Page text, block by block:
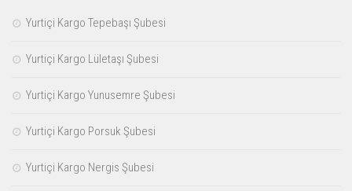
Yurtiçi Kargo Tepebaşı Şubesi
Yurtiçi Kargo Lületaşı Şubesi
Yurtiçi Kargo Yunusemre Şubesi
Yurtiçi Kargo Porsuk Şubesi
Yurtiçi Kargo Nergis Şubesi